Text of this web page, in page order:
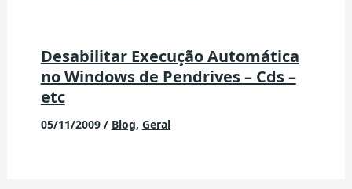
Desabilitar Execução Automática
no Windows de Pendrives – Cds –
etc
05/11/2009 / Blog, Geral